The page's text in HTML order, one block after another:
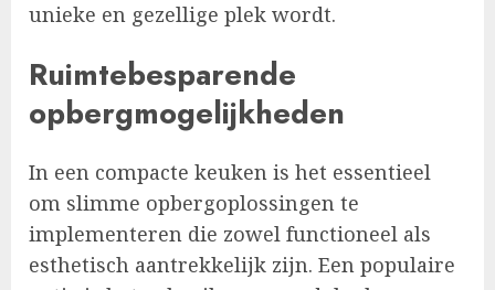
unieke en gezellige plek wordt.
Ruimtebesparende
opbergmogelijkheden
In een compacte keuken is het essentieel
om slimme opbergoplossingen te
implementeren die zowel functioneel als
esthetisch aantrekkelijk zijn. Een populaire